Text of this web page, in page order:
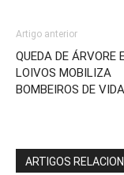
Artigo anterior
QUEDA DE ÁRVORE
LOIVOS MOBILIZA
BOMBEIROS DE
ARTIGOS